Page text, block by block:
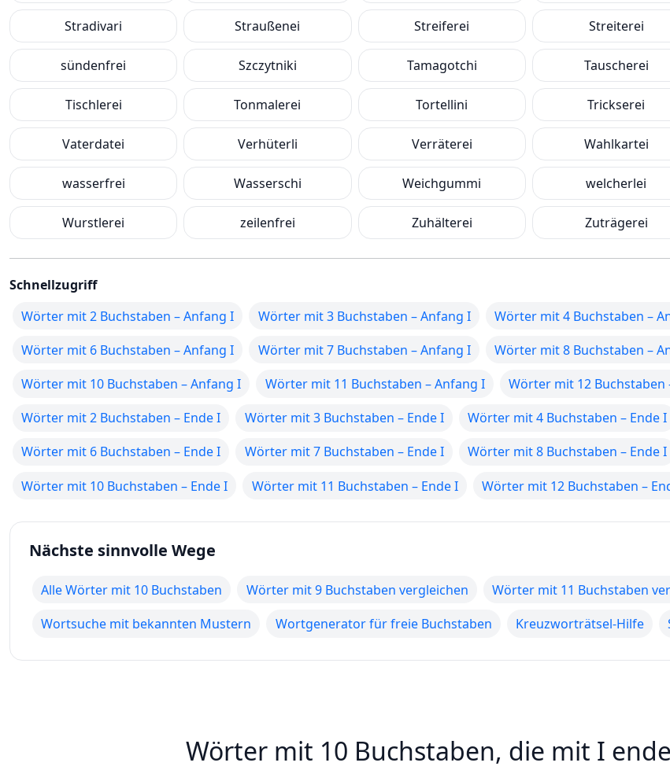
Stradivari Straußenei Streiferei Streiterei
sündenfrei Szczytniki Tamagotchi Tauscherei
Tischlerei Tonmalerei Tortellini Trickserei
Vaterdatei Verhüterli Verräterei Wahlkartei
wasserfrei Wasserschi Weichgummi welcherlei
Wurstlerei zeilenfrei Zuhälterei Zuträgerei
Schnellzugriff
Wörter mit 2 Buchstaben – Anfang I
Wörter mit 3 Buchstaben – Anfang I Wörter mit 4 Buchstaben –
Wörter mit 6 Buchstaben – Anfang I
Wörter mit 7 Buchstaben – Anfang I Wörter mit 8 Buchstaben –
Wörter mit 10 Buchstaben – Anfang I
Wörter mit 11 Buchstaben – Anfang I Wörter mit 12 Buchstaben
Wörter mit 2 Buchstaben – Ende I
Wörter mit 3 Buchstaben – Ende I Wörter mit 4 Buchstaben – Ende I
Wörter mit 6 Buchstaben – Ende I
Wörter mit 7 Buchstaben – Ende I Wörter mit 8 Buchstaben – Ende I
Wörter mit 10 Buchstaben – Ende I
Wörter mit 11 Buchstaben – Ende I Wörter mit 12 Buchstaben –
Nächste sinnvolle Wege
Alle Wörter mit 10 Buchstaben Wörter mit 9 Buchstaben vergleichen Wörter mit 11 Buchstaben
Wortsuche mit bekannten Mustern
Wortgenerator für freie Buchstaben Kreuzworträtsel-Hilfe
Wörter mit 10 Buchstaben, die mit I